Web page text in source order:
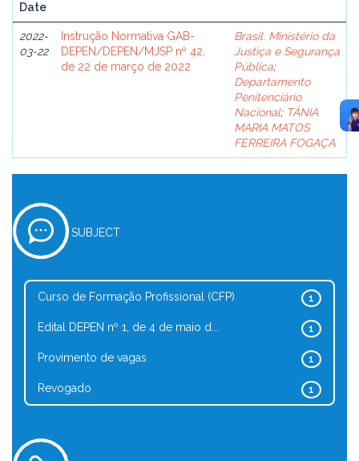
Date
2022-
03-22
Instrução Normativa GAB-
DEPEN/DEPEN/MJSP nº 42,
de 22 de março de 2022
Brasil. Ministério da
Justiça e Segurança
Pública;
Departamento
Penitenciário
Nacional; TÂNIA
MARIA MATOS
FERREIRA FOGAÇA
SUBJECT
1
Curso de Formação Profissional (CFP)
1
Edital DEPEN nº 1, de 4 de maio d...
1
Provimento de vagas
1
Revogado